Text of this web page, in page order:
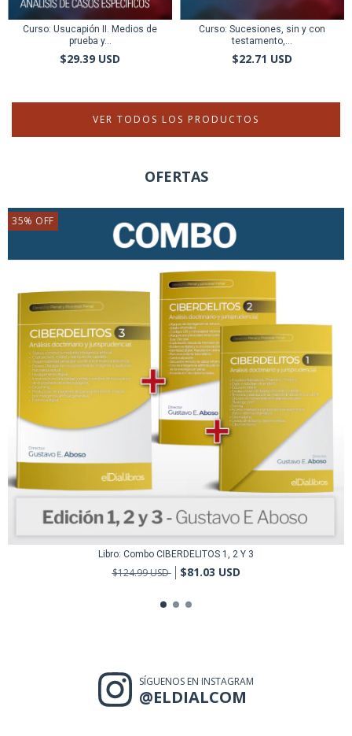
Curso: Usucapión II. Medios de
prueba y...
$29.39 USD
Curso: Sucesiones, sin y con
testamento,...
$22.71 USD
VER TODOS LOS PRODUCTOS
OFERTAS
35% OFF
Libro: Combo CIBERDELITOS 1, 2 Y 3
$124.99 USD $81.03 USD
SÍGUENOS EN INSTAGRAM
@ELDIALCOM